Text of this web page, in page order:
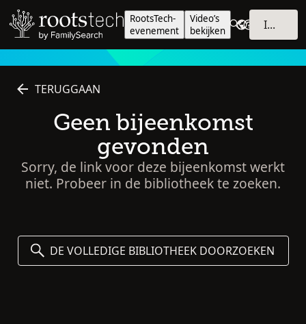
RootsTech-
evenement
Video’s
bekijken
INLOGGEN
TERUGGAAN
Geen bijeenkomst
gevonden
Sorry, de link voor deze bijeenkomst werkt
niet. Probeer in de bibliotheek te zoeken.
DE VOLLEDIGE BIBLIOTHEEK DOORZOEKEN